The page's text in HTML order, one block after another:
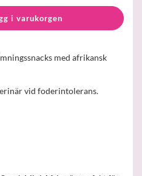
i varukorgen
med afrikansk
vid foderintolerans.